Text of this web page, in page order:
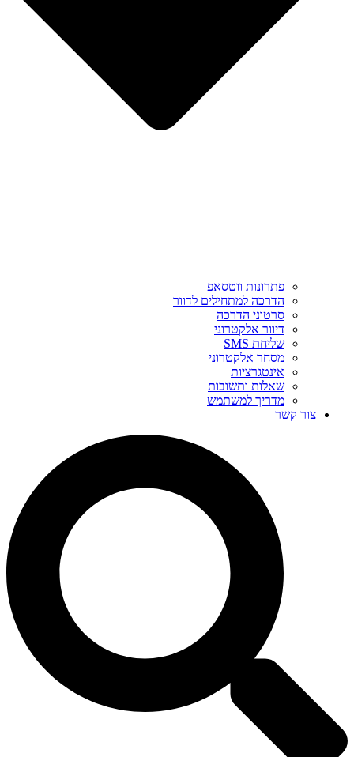
פתרונות ווטסאפ
הדרכה למתחילים לדוור
סרטוני הדרכה
דיוור אלקטרוני
שליחת SMS
מסחר אלקטרוני
אינטגרציות
שאלות ותשובות
מדריך למשתמש
צור קשר